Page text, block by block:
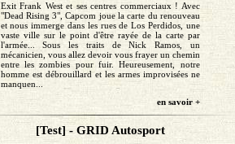
Exit Frank West et ses centres commerciaux ! Avec
"Dead Rising 3", Capcom joue la carte du renouveau
et nous immerge dans les rues de Los Perdidos, une
vaste ville sur le point d'être rayée de la carte par
l'armée... Sous les traits de Nick Ramos, un
mécanicien, vous allez devoir vous frayer un chemin
entre les zombies pour fuir. Heureusement, notre
homme est débrouillard et les armes improvisées ne
manquen...
en savoir +
[Test] - GRID Autosport